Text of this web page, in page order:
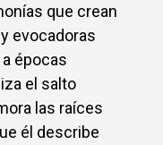
que crean
evocadoras
épocas
el salto
las raíces
él describe